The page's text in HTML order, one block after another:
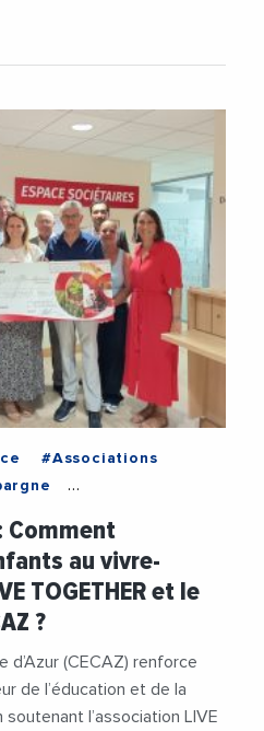
#Associations
Comment
au vivre-
TOGETHER et le
?
d’Azur (CECAZ) renforce
de l’éducation et de la
l’association LIVE